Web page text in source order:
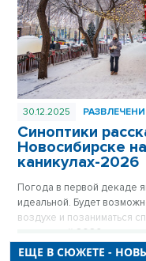
30.12.2025
Синоптики
Новосибирске
каникулах-2026
Погода в первой декаде
идеальной. Будет
воздухе и позаниматься
зиму, новый 2026 год
ЕЩЕ В СЮЖЕТЕ -